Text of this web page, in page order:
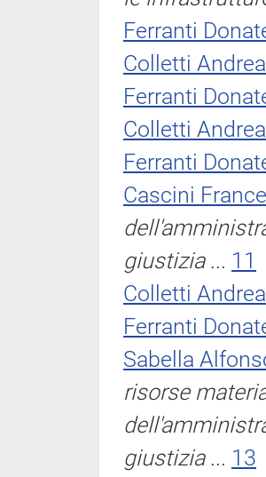
Ferranti
Colletti
Ferranti
Colletti
Ferranti
Cascini
giustizia... 11
Colletti
Ferranti
Sabella
risorse
giustizia... 13